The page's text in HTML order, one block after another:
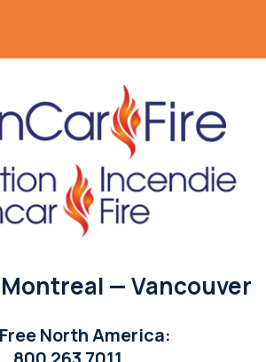
— Vancouver
North America: